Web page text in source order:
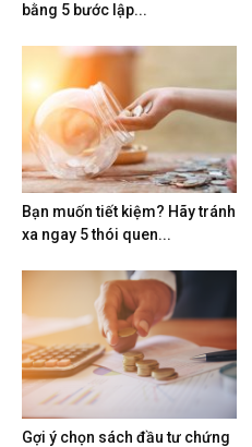
bằng 5 bước lập...
Bạn muốn tiết kiệm? Hãy tránh
xa ngay 5 thói quen...
Gợi ý chọn sách đầu tư chứng